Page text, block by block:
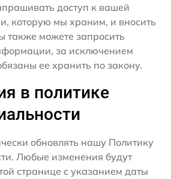
доступ к вашей
которую мы храним, и вносить
также можете запросить
за исключением
ее хранить по закону.
в политике
обновлять нашу Политику
Любые изменения будут
странице с указанием даты